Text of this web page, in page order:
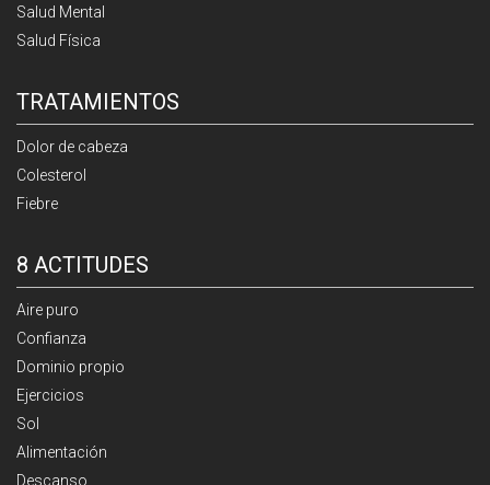
Salud Mental
Salud Física
TRATAMIENTOS
Dolor de cabeza
Colesterol
Fiebre
8 ACTITUDES
Aire puro
Confianza
Dominio propio
Ejercicios
Sol
Alimentación
Descanso